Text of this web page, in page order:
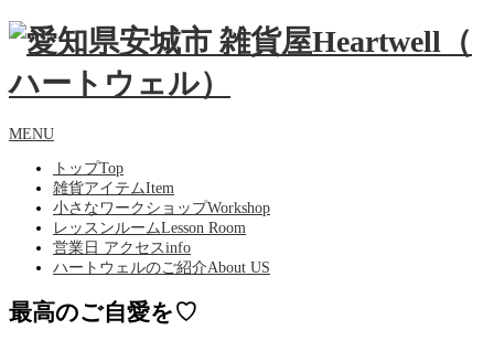
MENU
トップTop
雑貨アイテムItem
小さなワークショップWorkshop
レッスンルームLesson Room
営業日 アクセスinfo
ハートウェルのご紹介About US
最高のご自愛を♡